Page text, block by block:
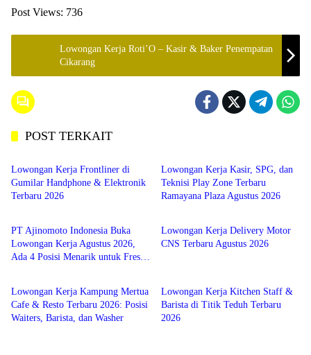
Post Views: 736
Lowongan Kerja Roti’O – Kasir & Baker Penempatan
Cikarang
POST TERKAIT
SMA/SMK
Lowongan Kerja Frontliner di
Gumilar Handphone & Elektronik
Terbaru 2026
Lowongan Kerja Kasir, SPG, dan
Teknisi Play Zone Terbaru
Ramayana Plaza Agustus 2026
SMA/SMK
PT Ajinomoto Indonesia Buka
Lowongan Kerja Agustus 2026,
Ada 4 Posisi Menarik untuk Fresh
SMA/SMK
Lowongan Kerja Delivery Motor
CNS Terbaru Agustus 2026
SMA/SMK
Lowongan Kerja Kampung Mertua
Cafe & Resto Terbaru 2026: Posisi
Waiters, Barista, dan Washer
Lowongan Kerja Kitchen Staff &
Barista di Titik Teduh Terbaru
2026